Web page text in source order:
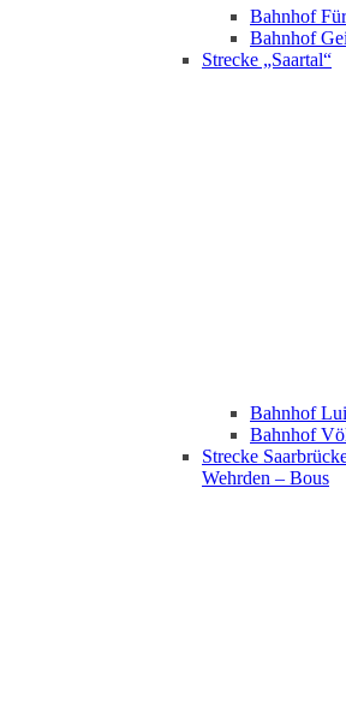
Bahnhof
Bahnhof
Strecke „Saartal“
Bahnhof
Bahnhof
Strecke
Wehrden – Bous